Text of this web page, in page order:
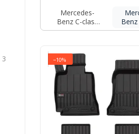
Mercedes-
Benz C-class
W204 2007-
Benz
−10%
3